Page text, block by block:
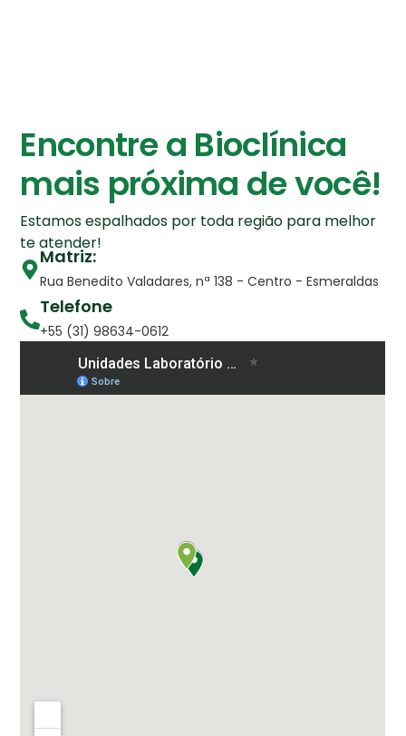
Encontre a Bioclínica
mais próxima de você!
Estamos espalhados por toda região para melhor
te atender!
Telefone
+55 (31) 98634-0612
Matriz:
Rua Benedito Valadares, nª 138 - Centro - Esmeraldas